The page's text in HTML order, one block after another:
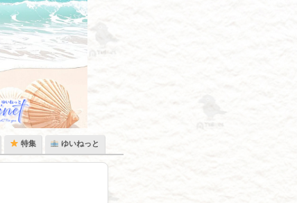
特集 ゆいねっと